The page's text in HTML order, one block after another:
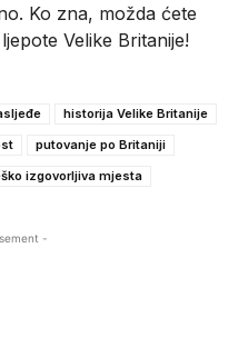
Ko zna, možda ćete
Velike Britanije!
historija Velike Britanije
putovanje po Britaniji
izgovorljiva mjesta
-